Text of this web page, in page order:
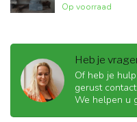
Op voorraad
Heb je
Of heb je
gerust
We helpen u